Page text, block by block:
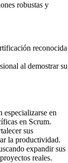
robustas y
reconocida
al demostrar su
especializarse en
en Scrum.
sus
la productividad.
expandir sus
reales.